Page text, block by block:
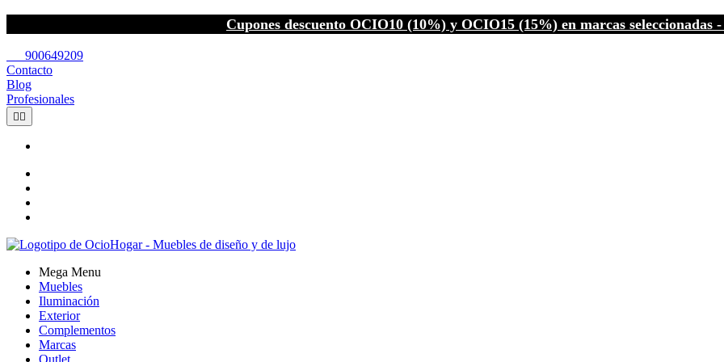
Cupones descuento OCIO10 (10%) y OCIO15 (15%) en marcas seleccionadas
900649209
Contacto
Blog
Profesionales
 
Mega Menu
Muebles
Iluminación
Exterior
Complementos
Marcas
Outlet